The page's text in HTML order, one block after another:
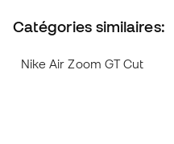
Catégories similaires:
Nike Air Zoom GT Cut